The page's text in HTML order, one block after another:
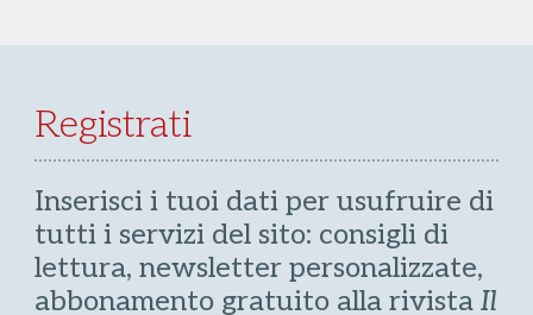
Registrati
Inserisci i tuoi dati per usufruire di
tutti i servizi del sito: consigli di
lettura, newsletter personalizzate,
abbonamento gratuito alla rivista Il